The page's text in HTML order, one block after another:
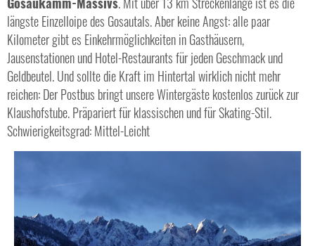
längste Einzelloipe des Gosautals. Aber keine Angst: alle paar
Kilometer gibt es Einkehrmöglichkeiten in Gasthäusern,
Jausenstationen und Hotel-Restaurants für jeden Geschmack und
Geldbeutel. Und sollte die Kraft im Hintertal wirklich nicht mehr
reichen: Der Postbus bringt unsere Wintergäste kostenlos zurück zur
Klaushofstube. Präpariert für klassischen und für Skating-Stil.
Schwierigkeitsgrad: Mittel-Leicht